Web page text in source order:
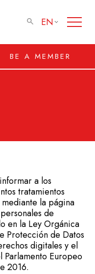
EN
BE A MEMBER
a los
tratamientos
la página
de
en la Ley Orgánica
Protección de Datos
digitales y el
Parlamento Europeo
2016.